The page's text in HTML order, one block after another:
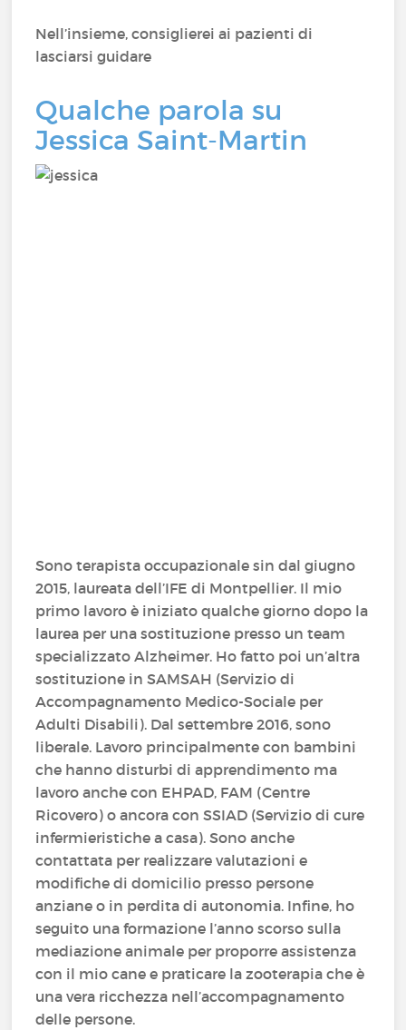
Nell’insieme, consiglierei ai pazienti di
lasciarsi guidare
Qualche parola su
Jessica Saint-Martin
Sono terapista occupazionale sin dal giugno
2015, laureata dell’IFE di Montpellier. Il mio
primo lavoro è iniziato qualche giorno dopo la
laurea per una sostituzione presso un team
specializzato Alzheimer. Ho fatto poi un’altra
sostituzione in SAMSAH (Servizio di
Accompagnamento Medico-Sociale per
Adulti Disabili). Dal settembre 2016, sono
liberale. Lavoro principalmente con bambini
che hanno disturbi di apprendimento ma
lavoro anche con EHPAD, FAM (Centre
Ricovero) o ancora con SSIAD (Servizio di cure
infermieristiche a casa). Sono anche
contattata per realizzare valutazioni e
modifiche di domicilio presso persone
anziane o in perdita di autonomia. Infine, ho
seguito una formazione l’anno scorso sulla
mediazione animale per proporre assistenza
con il mio cane e praticare la zooterapia che è
una vera ricchezza nell’accompagnamento
delle persone.